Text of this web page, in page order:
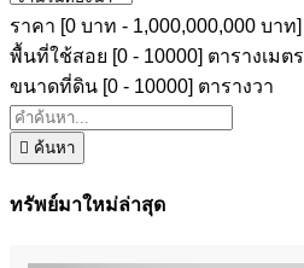
ราคา [0 บาท - 1,000,000,000 บาท]
พื้นที่ใช้สอย [0 - 10000] ตารางเมตร
ขนาดที่ดิน [0 - 10000] ตารางวา
ค้นหา
ทรัพย์มาใหม่ล่าสุด